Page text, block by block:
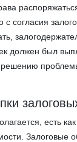
с согласия
должен был
есть
Залоговые